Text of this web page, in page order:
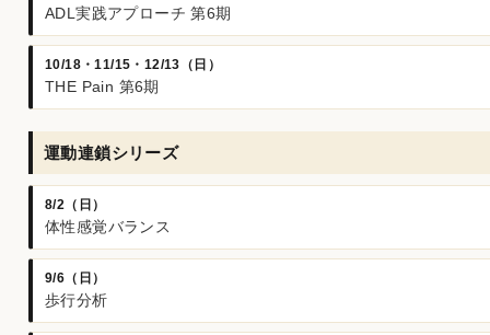
ADL実践アプローチ 第6期
10/18・11/15・12/13（日）
THE Pain 第6期
運動連鎖シリーズ
8/2（日）
体性感覚バランス
9/6（日）
歩行分析